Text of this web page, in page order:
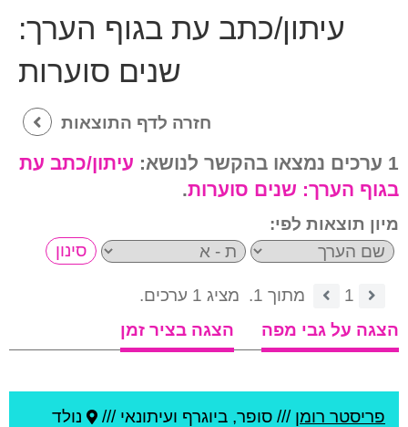
עיתון/כתב עת בגוף הערך:
שנים סוערות
חזרה לדף התוצאות
1 ערכים נמצאו בהקשר לנושא:
עיתון/כתב עת
בגוף הערך: שנים סוערות.
מיון תוצאות לפי:
1 מתוך 1.
מציג 1 ערכים.
הצגה על גבי מפה
הצגה בציר זמן
פריסטר רומן /// סופר, ביוגרף ועיתונאי ///
נולד